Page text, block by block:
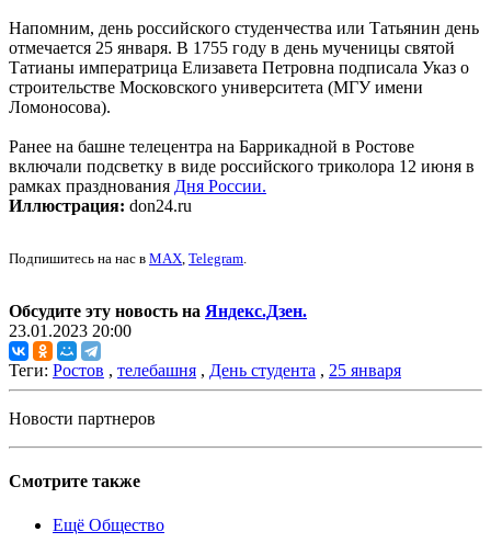
Напомним, день российского студенчества или Татьянин день
отмечается 25 января. В 1755 году в день мученицы святой
Татианы императрица Елизавета Петровна подписала Указ о
строительстве Московского университета (МГУ имени
Ломоносова).
Ранее на башне телецентра на Баррикадной в Ростове
включали подсветку в виде российского триколора 12 июня в
рамках празднования Дня России.
Иллюстрация: don24.ru
Подпишитесь на нас в MAX, Telegram.
Обсудите эту новость на Яндекс.Дзен.
23.01.2023 20:00
Теги: Ростов , телебашня , День студента , 25 января
Новости партнеров
Смотрите также
Ещё Общество